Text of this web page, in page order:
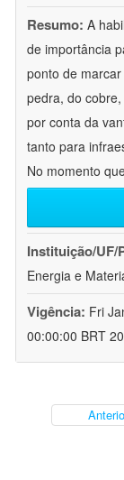
Resumo: A
de importância
ponto de
pedra, do
por conta da
tanto para
No momento
Instituição/UF/
Energia e
Vigência: Fri
00:00:00 BRT